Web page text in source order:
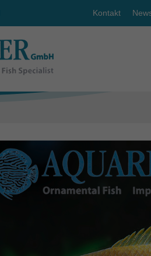
Kontakt